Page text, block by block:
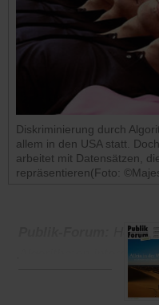
Diskriminierung durch
allem in den USA statt.
arbeitet mit Datensätzen,
repräsentieren(Foto:
Herr
Algorithmen